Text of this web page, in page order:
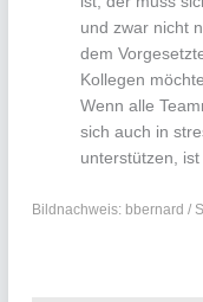
und zwar nicht
dem
Kollegen
Wenn alle
sich auch in
unterstützen,
Bildnachweis: bbernard /